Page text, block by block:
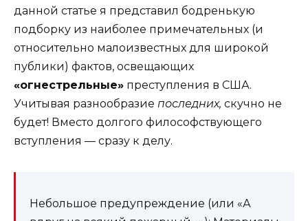
данной статье я представил бодренькую
подборку из наиболее примечательных (и
относительно малоизвестных для широкой
публики) фактов, освещающих
«огнестрельные» преступления в США.
Учитывая разнообразие последних, скучно не
будет! Вместо долгого философствующего
вступления — сразу к делу.
Небольшое предупреждение (или «А